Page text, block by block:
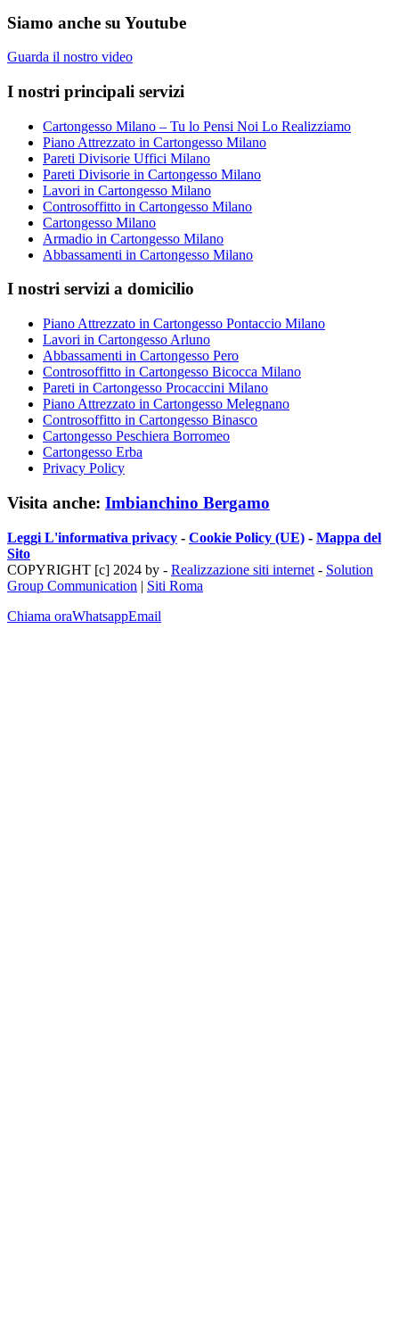
Siamo anche su Youtube
Guarda il nostro video
I nostri principali servizi
Cartongesso Milano – Tu lo Pensi Noi Lo Realizziamo
Piano Attrezzato in Cartongesso Milano
Pareti Divisorie Uffici Milano
Pareti Divisorie in Cartongesso Milano
Lavori in Cartongesso Milano
Controsoffitto in Cartongesso Milano
Cartongesso Milano
Armadio in Cartongesso Milano
Abbassamenti in Cartongesso Milano
I nostri servizi a domicilio
Piano Attrezzato in Cartongesso Pontaccio Milano
Lavori in Cartongesso Arluno
Abbassamenti in Cartongesso Pero
Controsoffitto in Cartongesso Bicocca Milano
Pareti in Cartongesso Procaccini Milano
Piano Attrezzato in Cartongesso Melegnano
Controsoffitto in Cartongesso Binasco
Cartongesso Peschiera Borromeo
Cartongesso Erba
Privacy Policy
Visita anche: Imbianchino Bergamo
Leggi L'informativa privacy - Cookie Policy (UE) - Mappa del
Sito
COPYRIGHT [c] 2024 by - Realizzazione siti internet - Solution
Group Communication | Siti Roma
Chiama oraWhatsappEmail